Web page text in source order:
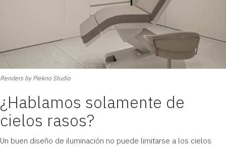
Renders by Piekno Studio
¿Hablamos solamente de
cielos rasos?
Un buen diseño de iluminación no puede limitarse a los cielos